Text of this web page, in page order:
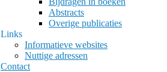
Abstracts
Overige publicaties
Links
Informatieve websites
Nuttige adressen
Contact